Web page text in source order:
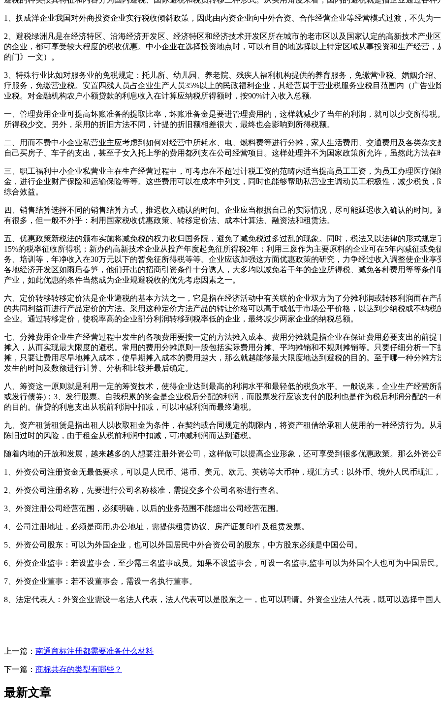
1、换成洋企业我国对外商投资企业实行税收倾斜政策，因此由内资企业向中外合资、合作经营企业等经营模式过渡，不失为
2、避税绿洲凡是在经济特区、沿海经济开发区、经济特区和经济技术开发区所在城市的老市区以及国家认定的高新技术产业
的企业，都可享受较大程度的税收优惠。中小企业在选择投资地点时，可以有目的地选择以上特定区域从事投资和生产经营
的门》一文）。
3、特殊行业比如对服务业的免税规定：托儿所、幼儿园、养老院、残疾人福利机构提供的养育服务，免缴营业税。婚姻介绍
疗服务，免缴营业税。安置四残人员占企业生产人员35%以上的民政福利企业，其经营属于营业税服务业税目范围内（广告
业税。对金融机构农户小额贷款的利息收入在计算应纳税所得额时，按90%计入收入总额.
一、管理费用企业可提高坏账准备的提取比率，坏账准备金是要进管理费用的，这样就减少了当年的利润，就可以少交所得
所得税少交。另外，采用的折旧方法不同，计提的折旧额相差很大，最终也会影响到所得税额。
二、用而不费中小企业私营业主应考虑到如何对经营中所耗水、电、燃料费等进行分摊，家人生活费用、交通费用及各类杂
自己买房子、车子的支出，甚至子女入托上学的费用都列支在公司经营项目。这样处理并不为国家政策所允许，虽然此方法在
三、职工福利中小企业私营业主在生产经营过程中，可考虑在不超过计税工资的范畴内适当提高员工工资，为员工办理医疗
金，进行企业财产保险和运输保险等等。这些费用可以在成本中列支，同时也能够帮助私营业主调动员工积极性，减少税负
综合效益。
四、销售结算选择不同的销售结算方式，推迟收入确认的时间。企业应当根据自己的实际情况，尽可能延迟收入确认的时间
有很多，但一般不外乎：利用国家税收优惠政策、转移定价法、成本计算法、融资法和租赁法。
五、优惠政策新税法的颁布实施将减免税的权力收归国务院，避免了减免税过多过乱的现象。同时，税法又以法律的形式规
15%的税率征收所得税；新办的高新技术企业从投产年度起免征所得税2年；利用三废作为主要原料的企业可在5年内减征或
务、培训等，年净收入在30万元以下的暂免征所得税等等。企业应该加强这方面优惠政策的研究，力争经过收入调整使企业
各地经济开发区如雨后春笋，他们开出的招商引资条件十分诱人，大多均以减免若干年的企业所得税、减免各种费用等等条
产业，如此优惠的条件当然成为企业规避税收的优先考虑因素之一。
六、定价转移转移定价法是企业避税的基本方法之一，它是指在经济活动中有关联的企业双方为了分摊利润或转移利润而在
的共同利益而进行产品定价的方法。采用这种定价方法产品的转让价格可以高于或低于市场公平价格，以达到少纳税或不纳
企业。通过转移定价，使税率高的企业部分利润转移到税率低的企业，最终减少两家企业的纳税总额。
七、分摊费用企业生产经营过程中发生的各项费用要按一定的方法摊入成本。费用分摊就是指企业在保证费用必要支出的前
摊入，从而实现最大限度的避税。常用的费用分摊原则一般包括实际费用分摊、平均摊销和不规则摊销等。只要仔细分析一
摊，只要让费用尽早地摊入成本，使早期摊入成本的费用越大，那么就越能够最大限度地达到避税的目的。至于哪一种分摊
发生的时间及数额进行计算、分析和比较并最后确定。
八、筹资这一原则就是利用一定的筹资技术，使得企业达到最高的利润水平和最轻低的税负水平。一般说来，企业生产经营
或发行债券)；3、发行股票。自我积累的奖金是企业税后分配的利润，而股票发行应该支付的股利也是作为税后利润分配的
的目的。借贷的利息支出从税前利润中扣减，可以冲减利润而最终避税。
九、资产租赁租赁是指出租人以收取租金为条件，在契约或合同规定的期限内，将资产租借给承租人使用的一种经济行为。
陈旧过时的风险，由于租金从税前利润中扣减，可冲减利润而达到避税。
随着内地的开放和发展，越来越多的人想要注册外资公司，这样做可以提高企业形象，还可享受到很多优惠政策。那么外资
1、外资公司注册资金无最低要求，可以是人民币、港币、美元、欧元、英镑等大币种，现汇方式：以外币、境外人民币现汇，
2、外资公司注册名称，先要进行公司名称核准，需提交多个公司名称进行查名。
3、外资注册公司经营范围，必须明确，以后的业务范围不能超出公司经营范围。
4、公司注册地址，必须是商用,办公地址，需提供租赁协议、房产证复印件及租赁发票。
5、外资公司股东：可以为外国企业，也可以外国居民中外合资公司的股东，中方股东必须是中国公司。
6、外资企业监事：若设监事会，至少需三名监事成员。如果不设监事会，可设一名监事,监事可以为外国个人也可为中国居民。
7、外资企业董事：若不设董事会，需设一名执行董事。
8、法定代表人：外资企业需设一名法人代表，法人代表可以是股东之一，也可以聘请。外资企业法人代表，既可以选择中国人
上一篇： 南通商标注册都需要准备什么材料
下一篇： 商标共存的类型有哪些？
最新文章